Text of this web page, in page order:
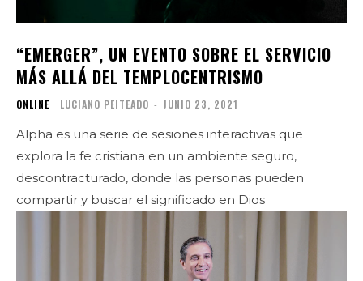
“EMERGER”, UN EVENTO SOBRE EL SERVICIO
MÁS ALLÁ DEL TEMPLOCENTRISMO
ONLINE LUCIANO PEITEADO - JUNIO 23, 2021
Alpha es una serie de sesiones interactivas que
explora la fe cristiana en un ambiente seguro,
descontracturado, donde las personas pueden
compartir y buscar el significado en Dios